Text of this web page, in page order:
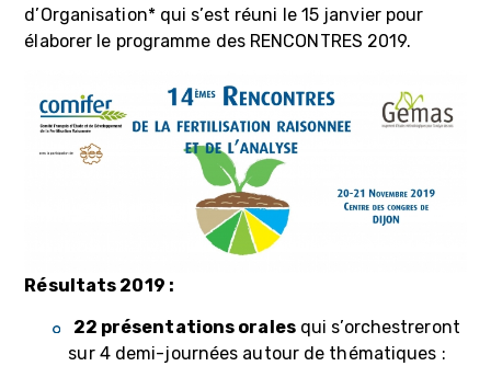
d’Organisation* qui s’est réuni le 15 janvier pour
élaborer le programme des RENCONTRES 2019.
Résultats 2019 :
22 présentations oralesqui s’orchestreront
sur 4 demi-journées autour de thématiques :